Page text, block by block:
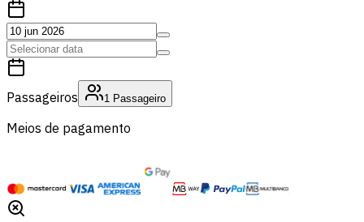
Passageiros 1 Passageiro
Meios de pagamento